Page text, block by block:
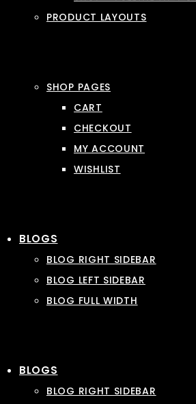
PRODUCT LAYOUTS
SHOP PAGES
CART
CHECKOUT
MY ACCOUNT
WISHLIST
BLOGS
BLOG RIGHT SIDEBAR
BLOG LEFT SIDEBAR
BLOG FULL WIDTH
BLOGS
BLOG RIGHT SIDEBAR